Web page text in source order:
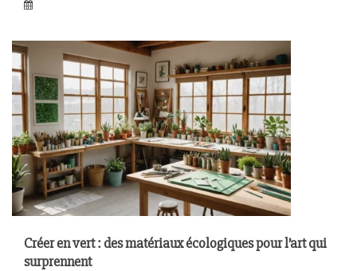
Créer en vert : des matériaux écologiques pour l’art qui
surprennent